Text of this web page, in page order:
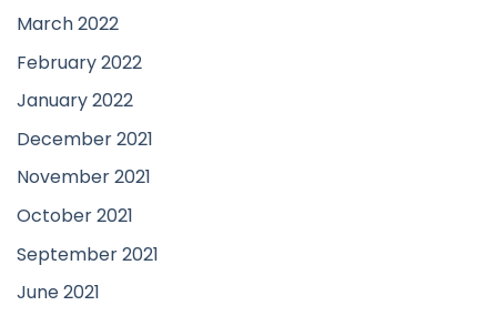
March 2022
February 2022
January 2022
December 2021
November 2021
October 2021
September 2021
June 2021